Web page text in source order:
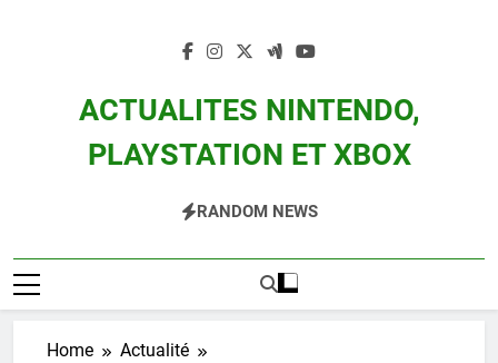
ACTUALITES NINTENDO,
PLAYSTATION ET XBOX
Zelda, Splatoon, Pokemon Entre Autres
RANDOM NEWS
Home
Actualité